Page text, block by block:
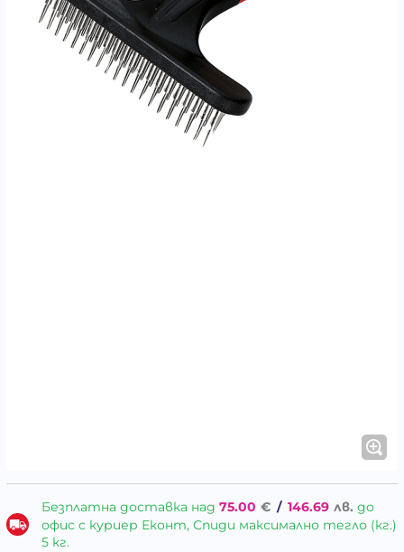
Безплатна доставка над 75.00 € / 146.69 лв. до
офис с куриер Еконт, Спиди максимално тегло (кг.)
5 кг.